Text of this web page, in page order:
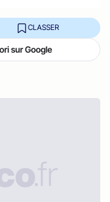
CLASSER
sur Google